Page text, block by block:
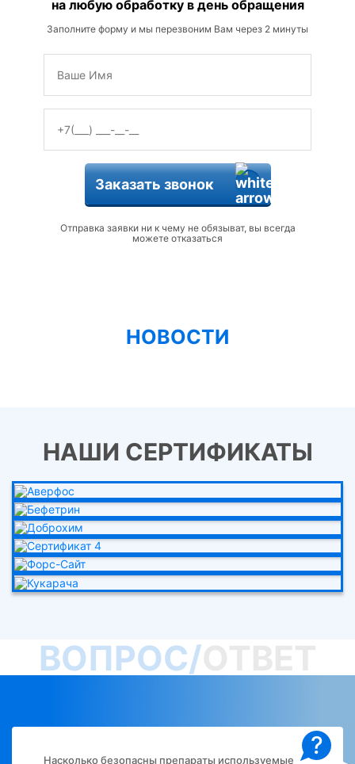
на любую обработку в день обращения
Заполните форму и мы перезвоним Вам через 2 минуты
Заказать звонок
Отправка заявки ни к чему не обязыват, вы всегда
можете отказаться
НОВОСТИ
НАШИ СЕРТИФИКАТЫ
ВОПРОС/
?
Насколько безопасны препараты используемые